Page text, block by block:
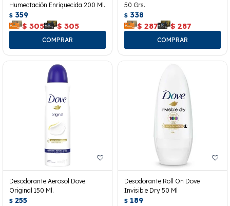
Humectación Enriquecida 200 Ml.
$ 359
$ 305 $ 305
50 Grs.
$ 338
$ 287 $ 287
Desodorante Aerosol Dove
Original 150 Ml.
$ 255
Desodorante Roll On Dove
Invisible Dry 50 Ml
$ 189